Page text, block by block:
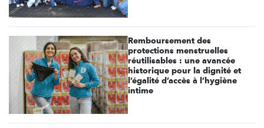
Remboursement des
protections menstruelles
réutilisables : une avancée
historique pour la dignité et
l’égalité d’accès à l’hygiène
intime